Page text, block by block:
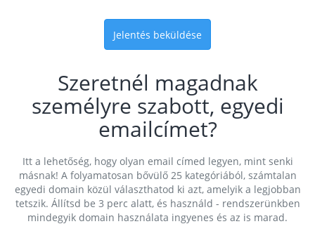
Jelentés beküldése
Szeretnél magadnak
személyre szabott, egyedi
emailcímet?
Itt a lehetőség, hogy olyan email címed legyen, mint senki
másnak! A folyamatosan bővülő 25 kategóriából, számtalan
egyedi domain közül választhatod ki azt, amelyik a legjobban
tetszik. Állítsd be 3 perc alatt, és használd - rendszerünkben
mindegyik domain használata ingyenes és az is marad.